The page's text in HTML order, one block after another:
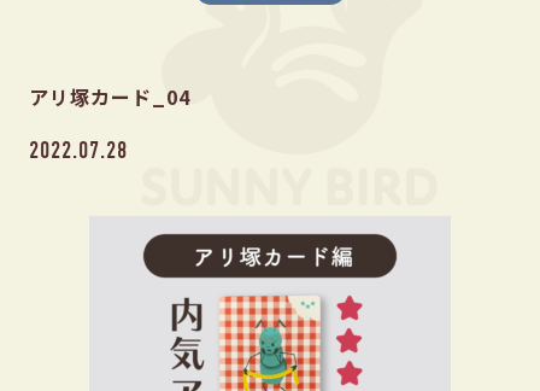
アリ塚カード_04
2022.07.28